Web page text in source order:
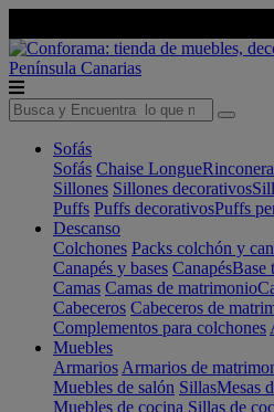
Península Canarias
Sofás
Sofás Chaise Longue
Sillones Sillones decorativos
Puffs Puffs decorativosPuffs
Descanso
Colchones Packs colchón y
Canapés y bases CanapésBase
Camas Camas de matrimonio
Cabeceros Cabeceros de
Complementos para colchones
Muebles
Armarios Armarios de
Muebles de salón SillasMesas
Muebles de cocina Sillas de